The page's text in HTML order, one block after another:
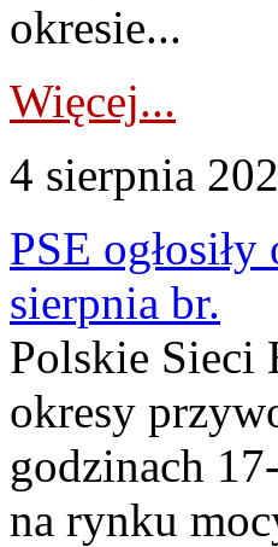
okresie...
Więcej...
4 sierpnia
PSE
sierpnia br.
Polskie Sieci
okresy
godzinach
na rynku